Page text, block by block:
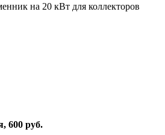
на 20 кВт для коллекторов
600 руб.